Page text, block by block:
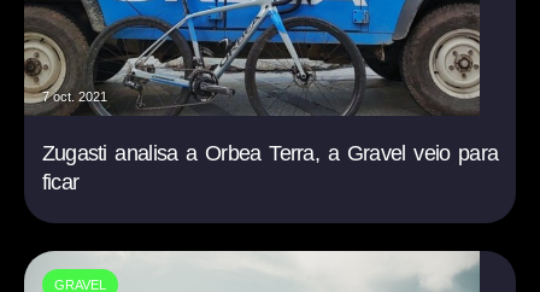
7 oct. 2021
Zugasti analisa a Orbea Terra, a Gravel veio para
ficar
GRAVEL